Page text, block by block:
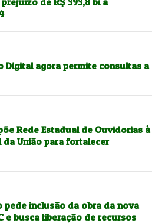
Digital agora permite consultas a
Rede Estadual de Ouvidorias à
União para fortalecer
pede inclusão da obra da nova
e busca liberação de recursos